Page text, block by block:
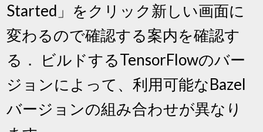
Started」をクリック新しい画面に
変わるので確認する案内を確認す
る． ビルドするTensorFlowのバー
ジョンによって、利用可能なBazel
バージョンの組み合わせが異なり